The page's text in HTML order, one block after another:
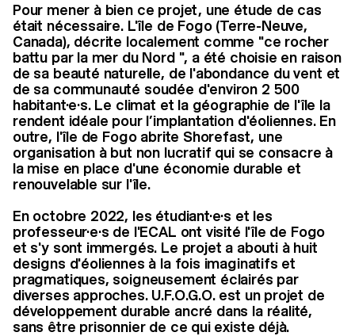
Pour mener à bien ce projet, une étude de cas
était nécessaire. L'île de Fogo (Terre-Neuve,
Canada), décrite localement comme "ce rocher
battu par la mer du Nord ", a été choisie en raison
de sa beauté naturelle, de l'abondance du vent et
de sa communauté soudée d'environ 2 500
habitant·e·s. Le climat et la géographie de l'île la
rendent idéale pour l’implantation d'éoliennes. En
outre, l'île de Fogo abrite Shorefast, une
organisation à but non lucratif qui se consacre à
la mise en place d'une économie durable et
renouvelable sur l'île.
En octobre 2022, les étudiant·e·s et les
professeur·e·s de l'ECAL ont visité l'île de Fogo
et s'y sont immergés. Le projet a abouti à huit
designs d'éoliennes à la fois imaginatifs et
pragmatiques, soigneusement éclairés par
diverses approches. U.F.O.G.O. est un projet de
développement durable ancré dans la réalité,
sans être prisonnier de ce qui existe déjà.